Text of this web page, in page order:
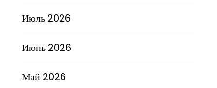
Июль 2026
Июнь 2026
Май 2026